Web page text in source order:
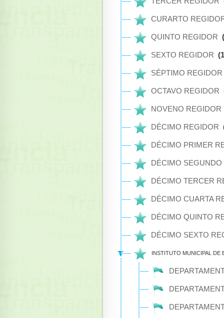
CURARTO
QUINTO REGIDOR
SEXTO REGIDOR
SÉPTIMO REGIDOR
OCTAVO REGIDOR
NOVENO REGIDOR
DÉCIMO REGIDOR
DÉCIMO PRIMER
DÉCIMO
DÉCIMO TERCER
DÉCIMO CUARTA
DÉCIMO QUINTO
DÉCIMO SEXTO
INSTITUTO MUNICIPAL DE